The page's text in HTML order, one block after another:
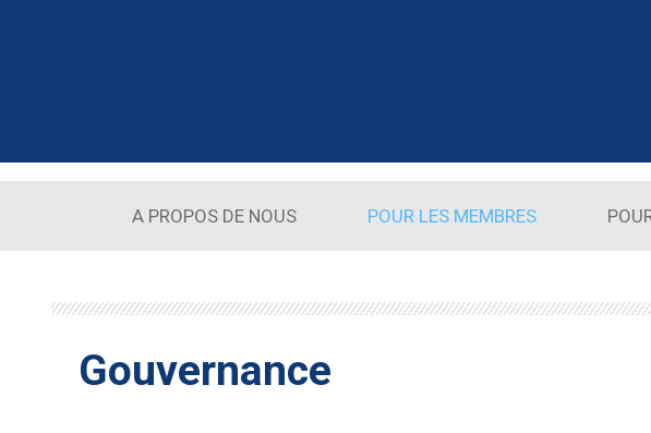
A PROPOS DE NOUS POUR LES MEMBRES
Gouvernance